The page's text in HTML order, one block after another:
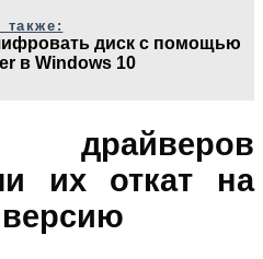
также:
диск с помощью
в Windows 10
драйверов
их откат на